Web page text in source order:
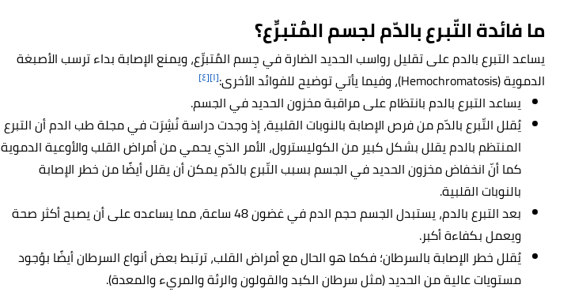
ما فائدة التّبرع بالدّم لجسم المُتبرِّع؟
يساعد التبرع بالدم على تقليل رواسب الحديد الضارة في جِسم المُتبرِّع، ويمنع الإصابة بداء ترسب الأصبغة
الدموية (Hemochromatosis)، وفيما يأتي توضيح للفوائد الأخرى:
[١] [٤]
يساعد التبرع بالدم بانتظام على مراقبة مخزون الحديد في الجسم.
يُقلل التّبرع بالدّم من فرص الإصابة بالنوبات القلبية، إذ وجدت دراسة نُشِرَت في مجلة طب الدم أن التبرع
المنتظم بالدم يقلل بشكل كبير من الكوليسترول، الأمر الذي يحمي من أمراض القلب والأوعية الدموية
كما أنّ انخفاض مخزون الحديد في الجسم بسبب التّبرع بالدّم يمكن أن يقلل أيضًا من خطر الإصابة
بالنوبات القلبية.
بعد التبرع بالدم، يستبدل الجسم حجم الدم في غضون 48 ساعة، مما يساعده على أن يصبح أكثر صحة
ويعمل بكفاءة أكبر.
يُقلل خطر الإصابة بالسرطان؛ فكما هو الحال مع أمراض القلب، ترتبط بعض أنواع السرطان أيضًا بوُجود
مستويات عالية من الحديد (مثل سرطان الكبد والقولون والرئة والمريء والمعدة).